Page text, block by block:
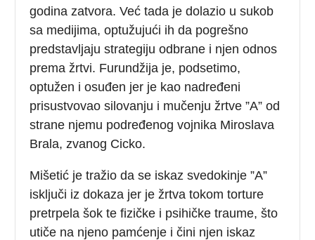
godina zatvora. Već tada je dolazio u sukob
sa medijima, optužujući ih da pogrešno
predstavljaju strategiju odbrane i njen odnos
prema žrtvi. Furundžija je, podsetimo,
optužen i osuđen jer je kao nadređeni
prisustvovao silovanju i mučenju žrtve ”A” od
strane njemu podređenog vojnika Miroslava
Brala, zvanog Cicko.
Mišetić je tražio da se iskaz svedokinje ”A”
isključi iz dokaza jer je žrtva tokom torture
pretrpela šok te fizičke i psihičke traume, što
utiče na njeno pamćenje i čini njen iskaz